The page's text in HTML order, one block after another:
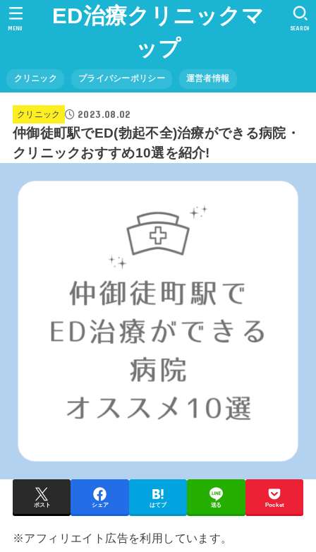
ED治療クリニックマ
ップ
クリニック プライバシーポリシー 運営者情報
SEARCH
MENU
クリニック 2023.08.02
仲御徒町駅でED(勃起不全)治療ができる病院・
クリニックおすすめ10選を紹介!
ポスト シェア はてブ 送る Pocket
※アフィリエイト広告を利用しています。